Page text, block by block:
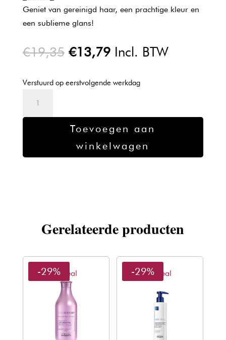
Geniet van gereinigd haar, een prachtige kleur en
een sublieme glans!
€19,35 Oorspronkelijke
was:
€19,35.
€13,79Huidige
is:
€13,79.
Incl. BTW
Verstuurd op eerstvolgende werkdag
Toevoegen aan
winkelwagen
Gerelateerde producten
L'oreal
-29% L'oreal
-29%